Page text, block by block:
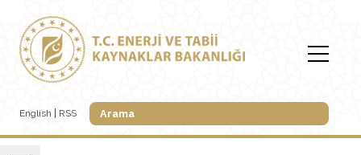
English RSS